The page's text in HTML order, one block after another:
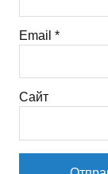
Email *
Сайт